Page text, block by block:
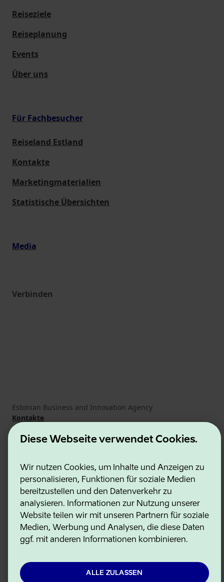
Diese Webseite verwendet Cookies.
Wir nutzen Cookies, um Inhalte und Anzeigen zu
personalisieren, Funktionen für soziale Medien
bereitzustellen und den Datenverkehr zu
analysieren. Informationen zur Nutzung unserer
Website teilen wir mit unseren Partnern für soziale
Medien, Werbung und Analysen, die diese Daten
ggf. mit anderen Informationen kombinieren.
ALLE ZULASSEN
Reiseziele
Reiseplanung
Events
Über uns
Für Fachbesucher
Reiseland Estland
Kontakte
Marketingmaterialien
Statistische Übersichten
Media
Verbinden
Estonian Business and Innovation Agency
Kontakte
Kooperationspartner
Nutzungsbedingungen